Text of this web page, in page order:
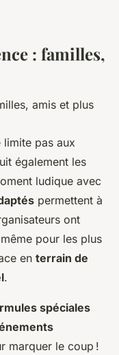
: familles,
limite pas aux
également les
ludique avec
permettent à
ont
même pour les plus
en terrain de
.
spéciales
marquer le coup !